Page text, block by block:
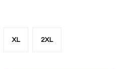
XL 2XL